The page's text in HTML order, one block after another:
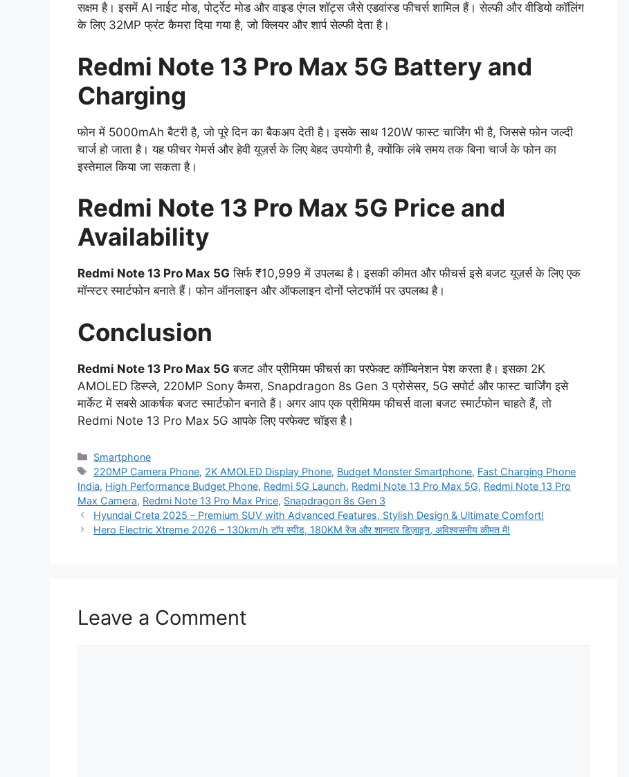
सक्षम है। इसमें AI नाईट मोड, पोर्ट्रेट मोड और वाइड एंगल शॉट्स जैसे एडवांस्ड फीचर्स शामिल हैं। सेल्फी और वीडियो कॉलिंग
के लिए 32MP फ्रंट कैमरा दिया गया है, जो क्लियर और शार्प सेल्फी देता है।
Redmi Note 13 Pro Max 5G Battery and
Charging
फोन में 5000mAh बैटरी है, जो पूरे दिन का बैकअप देती है। इसके साथ 120W फास्ट चार्जिंग भी है, जिससे फोन जल्दी
चार्ज हो जाता है। यह फीचर गेमर्स और हेवी यूज़र्स के लिए बेहद उपयोगी है, क्योंकि लंबे समय तक बिना चार्ज के फोन का
इस्तेमाल किया जा सकता है।
Redmi Note 13 Pro Max 5G Price and
Availability
Redmi Note 13 Pro Max 5G सिर्फ ₹10,999 में उपलब्ध है। इसकी कीमत और फीचर्स इसे बजट यूज़र्स के लिए एक
मॉन्स्टर स्मार्टफोन बनाते हैं। फोन ऑनलाइन और ऑफलाइन दोनों प्लेटफॉर्म पर उपलब्ध है।
Conclusion
Redmi Note 13 Pro Max 5G बजट और प्रीमियम फीचर्स का परफेक्ट कॉम्बिनेशन पेश करता है। इसका 2K
AMOLED डिस्प्ले, 220MP Sony कैमरा, Snapdragon 8s Gen 3 प्रोसेसर, 5G सपोर्ट और फास्ट चार्जिंग इसे
मार्केट में सबसे आकर्षक बजट स्मार्टफोन बनाते हैं। अगर आप एक प्रीमियम फीचर्स वाला बजट स्मार्टफोन चाहते हैं, तो
Redmi Note 13 Pro Max 5G आपके लिए परफेक्ट चॉइस है।
Categories
Smartphone
Tags
220MP Camera Phone, 2K AMOLED Display Phone, Budget Monster Smartphone, Fast Charging Phone
India, High Performance Budget Phone, Redmi 5G Launch, Redmi Note 13 Pro Max 5G, Redmi Note 13 Pro
Max Camera, Redmi Note 13 Pro Max Price, Snapdragon 8s Gen 3
Hyundai Creta 2025 – Premium SUV with Advanced Features, Stylish Design & Ultimate Comfort!
Hero Electric Xtreme 2026 – 130km/h टॉप स्पीड, 180KM रेंज और शानदार डिज़ाइन, अविश्वसनीय कीमत में!
Leave a Comment